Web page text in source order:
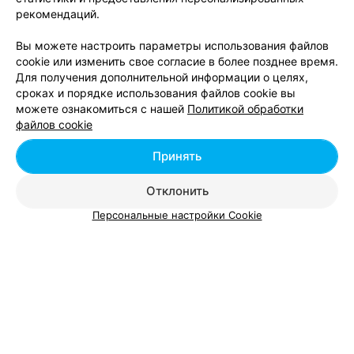
позвонят неизвестно!!!
САЛОН КРАСОТЫ
BeautyRoom
Могилев, пер. Пожарный, 5А
рекомендаций.
Вы можете настроить параметры использования файлов
cookie или изменить свое согласие в более позднее время.
Для получения дополнительной информации о целях,
сроках и порядке использования файлов cookie вы
можете ознакомиться с нашей Политикой обработки
файлов cookie
Отклонить
Принять
Персональные настройки Cookie